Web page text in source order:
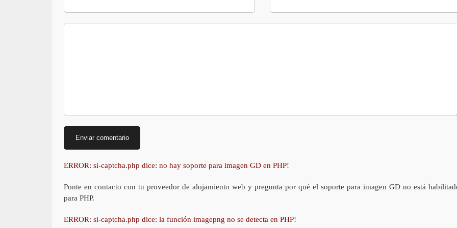
ERROR: si-captcha.php dice: no hay soporte para imagen GD en PHP!
Ponte en contacto con tu proveedor de alojamiento web y pregunta por qué el soporte para imagen GD no está
para PHP.
ERROR: si-captcha.php dice: la función imagepng no se detecta en PHP!